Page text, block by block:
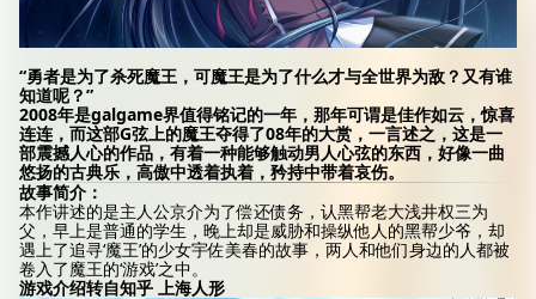
“勇者是为了杀死魔王，可魔王是为了什么才与全世界为敌？又有谁
知道呢？”
2008年是galgame界值得铭记的一年，那年可谓是佳作如云，惊喜
连连，而这部G弦上的魔王夺得了08年的大赏，一言述之，这是一
部震撼人心的作品，有着一种能够触动男人心弦的东西，好像一曲
悠扬的古典乐，高傲中透着执着，矜持中带着哀伤。
故事简介：
本作讲述的是主人公京介为了偿还债务，认黑帮老大浅井权三为
父，早上是普通的学生，晚上却是威胁和操纵他人的黑帮少爷，却
遇上了追寻‘魔王’的少女宇佐美春的故事，两人和他们身边的人都被
卷入了魔王的‘游戏’之中。
游戏介绍转自知乎 上海人形